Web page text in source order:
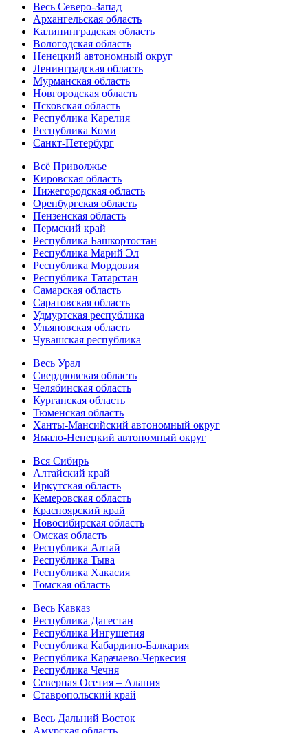
Весь Северо-Запад
Архангельская область
Калининградская область
Вологодская область
Ненецкий автономный округ
Ленинградская область
Мурманская область
Новгородская область
Псковская область
Республика Карелия
Республика Коми
Санкт-Петербург
Всё Приволжье
Кировская область
Нижегородская область
Оренбургская область
Пензенская область
Пермский край
Республика Башкортостан
Республика Марий Эл
Республика Мордовия
Республика Татарстан
Самарская область
Саратовская область
Удмуртская республика
Ульяновская область
Чувашская республика
Весь Урал
Свердловская область
Челябинская область
Курганская область
Тюменская область
Ханты-Мансийский автономный округ
Ямало-Ненецкий автономный округ
Вся Сибирь
Алтайский край
Иркутская область
Кемеровская область
Красноярский край
Новосибирская область
Омская область
Республика Алтай
Республика Тыва
Республика Хакасия
Томская область
Весь Кавказ
Республика Дагестан
Республика Ингушетия
Республика Кабардино-Балкария
Республика Карачаево-Черкесия
Республика Чечня
Северная Осетия – Алания
Ставропольский край
Весь Дальний Восток
Амурская область